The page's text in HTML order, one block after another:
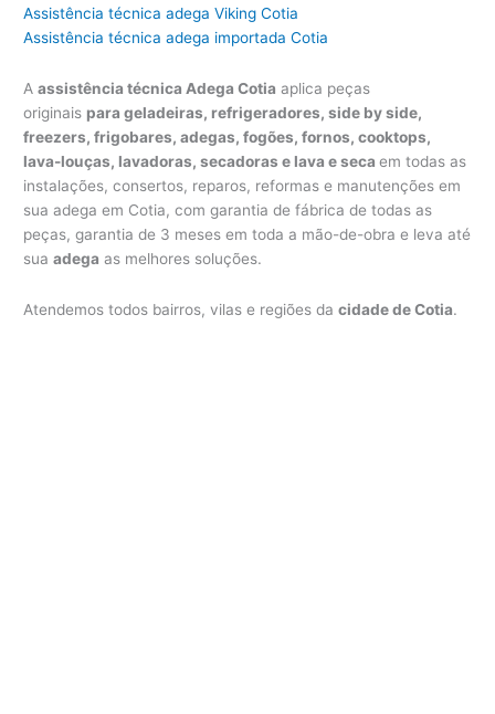
Assistência técnica adega Viking Cotia
Assistência técnica adega importada Cotia
Aassistência técnica Adega Cotia aplica peças
originais para geladeiras, refrigeradores, side by side,
freezers, frigobares, adegas, fogões, fornos, cooktops,
lava-louças, lavadoras, secadoras e lava e secaem todas as
instalações, consertos, reparos, reformas e manutenções em
sua adega em Cotia, com garantia de fábrica de todas as
peças, garantia de 3 meses em toda a mão-de-obra e leva até
suaadega as melhores soluções.
Atendemos todos bairros, vilas e regiões dacidade de Cotia.